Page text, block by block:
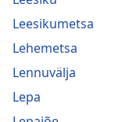
Leesikumetsa
Lehemetsa
Lennuvälja
Lepa